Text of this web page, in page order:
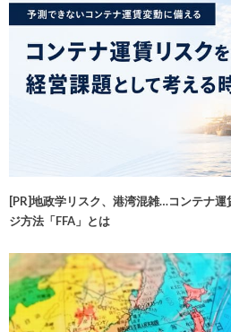
[PR]地政学リスク、港湾混雑…コンテナ
ジ方法「FFA」とは